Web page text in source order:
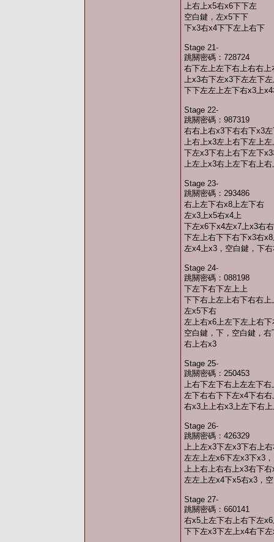
上右上x5右x6下下左
空白鍵，左x5下下
下x3右x4下下左上右下
Stage 21-
跳關密碼：728724
右下左上左下右上右右
上x3右下左x3下左左下
下下左左上左下右x3上
Stage 22-
跳關密碼：987319
右右上右x3下右右下x3
上右上x3左上右下左上左
下左x3下右上右下左下
上左上x3右上左下右上
Stage 23-
跳關密碼：293486
右上左下右x8上左下右
左x3上x5右x4上
下左x6下x4左x7上x3右
下左上右下下右下x3右
左x4上x3，空白鍵，下
Stage 24-
跳關密碼：088198
下左下右下左上上
下下右上左上右下右右
左x5下右
左上右x6上左下左上右下
空白鍵，下，空白鍵，右
右上右x3
Stage 25-
跳關密碼：250453
上右下左下右上左左下
左下右右下下左x4下右右
右x3上上右x3上左下右
Stage 26-
跳關密碼：426329
上上左x3下左x3下右上
左左上左x6下左x3下x3
上上右上右右上x3右下
左左上左x4下x5右x3，
Stage 27-
跳關密碼：660141
右x5上左下右上右下左
下下左x3下左上x4右下